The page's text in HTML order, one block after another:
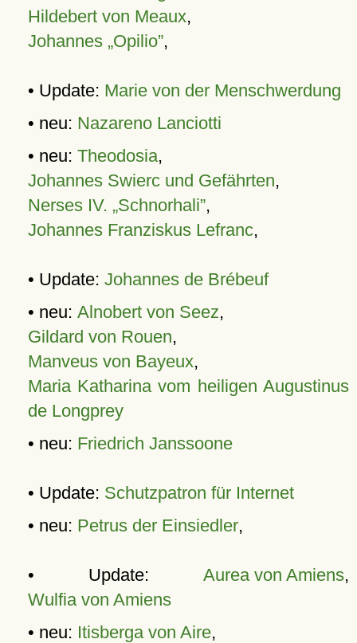
Hildebert von Meaux,
Johannes „Opilio”,
• Update: Marie von der Menschwerdung
• neu: Nazareno Lanciotti
• neu: Theodosia,
Johannes Swierc und Gefährten,
Nerses IV. „Schnorhali”,
Johannes Franziskus Lefranc,
• Update: Johannes de Brébeuf
• neu: Alnobert von Seez,
Gildard von Rouen,
Manveus von Bayeux,
Maria Katharina vom heiligen Augustinus
de Longprey
• neu: Friedrich Janssoone
• Update: Schutzpatron für Internet
• neu: Petrus der Einsiedler,
• Update: Aurea von Amiens,
Wulfia von Amiens
• neu: Itisberga von Aire,